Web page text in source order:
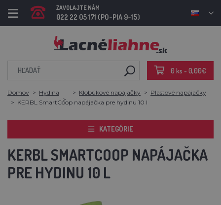
ZAVOLAJTE NÁM
022 22 05 171 (PO-PIA 9-15)
0 ks - 0,00€
Domov Hydina Klobúkové napájačky
Plastové napájačky
KERBL SmartCoop napájačka pre hydinu 10 l
KATEGÓRIE
KERBL SMARTCOOP NAPÁJAČKA
PRE HYDINU 10 L